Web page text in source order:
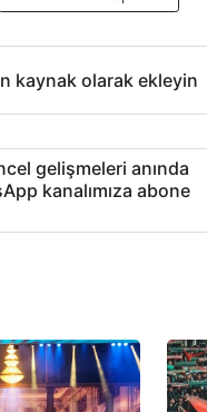
kaynak olarak ekleyin
gelişmeleri anında
kanalımıza abone